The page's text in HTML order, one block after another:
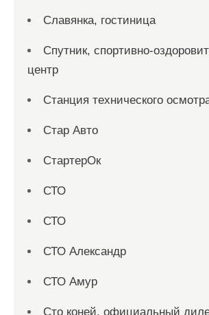
Славянка, гостиница
Спутник, спортивно-
центр
Станция технического
Стар Авто
СтартерОк
СТО
СТО
СТО Александр
СТО Амур
Сто коней, официальный